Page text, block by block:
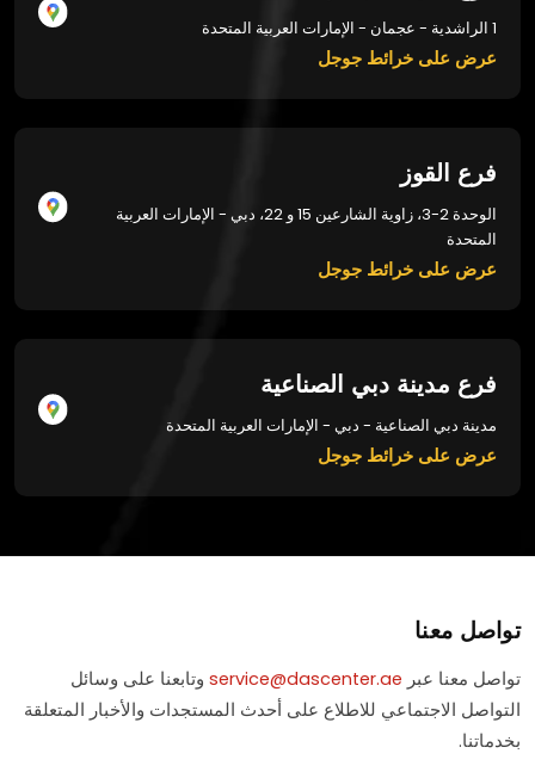
1 الراشدية - عجمان - الإمارات العربية المتحدة
عرض على خرائط جوجل
فرع القوز
الوحدة 2-3، زاوية الشارعين 15 و 22، دبي - الإمارات العربية
المتحدة
عرض على خرائط جوجل
فرع مدينة دبي الصناعية
مدينة دبي الصناعية - دبي - الإمارات العربية المتحدة
عرض على خرائط جوجل
تواصل معنا
تواصل معنا عبر service@dascenter.ae وتابعنا على وسائل
التواصل الاجتماعي للاطلاع على أحدث المستجدات والأخبار المتعلقة
بخدماتنا.